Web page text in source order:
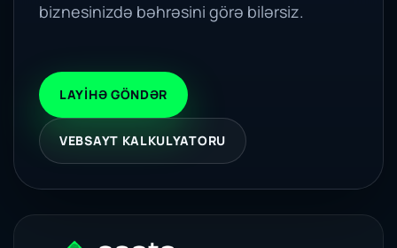
biznesinizdə bəhrəsini görə bilərsiz.
LAYIHƏ GÖNDƏR
VEBSAYT KALKULYATORU